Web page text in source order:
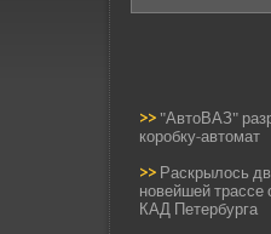
>> "АвтоВАЗ"
коробку-автомат
>> Раскрылось
новейшей трассе
КАД Петербурга